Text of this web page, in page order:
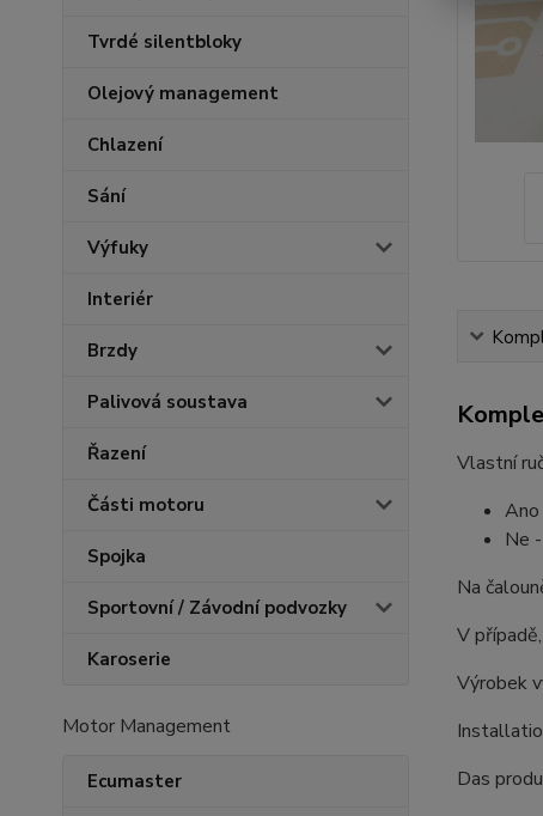
Tvrdé silentbloky
Olejový management
Chlazení
Sání
Výfuky
Interiér
Brzdy
Palivová soustava
Řazení
Části motoru
Spojka
Sportovní / Závodní podvozky
Karoserie
Motor Management
Ecumaster
Vlastní
Ne
Na
V
Výrobek
Das